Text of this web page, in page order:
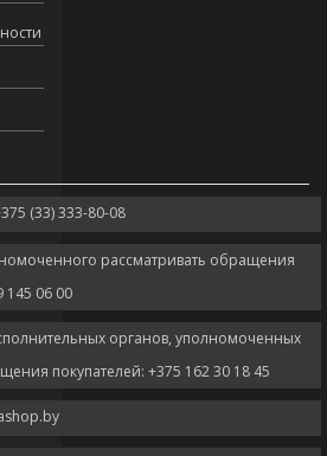
(33) 333-80-08
рассматривать обращения
145 06 00
органов, уполномоченных
покупателей: +375 162 30 18 45